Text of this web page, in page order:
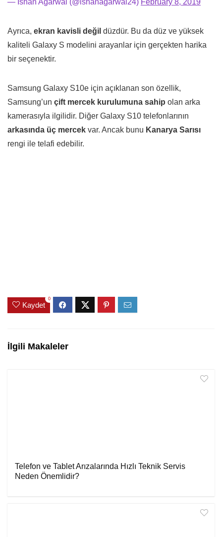
— Ishan Agarwal (@ishanagarwal24) February 8, 2019
Ayrıca, ekran kavisli değil düzdür. Bu da düz ve yüksek
kaliteli Galaxy S modelini arayanlar için gerçekten harika
bir seçenektir.
Samsung Galaxy S10e için açıklanan son özellik,
Samsung’un çift mercek kurulumuna sahip olan arka
kamerasıyla ilgilidir. Diğer Galaxy S10 telefonlarının
arkasında üç mercek var. Ancak bunu Kanarya Sarısı
rengi ile telafi edebilir.
Kaydet
0
İlgili Makaleler
Telefon ve Tablet Arızalarında Hızlı Teknik Servis
Neden Önemlidir?